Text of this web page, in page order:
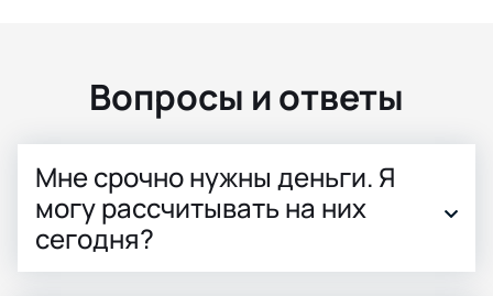
Вопросы и ответы
Мне срочно нужны деньги. Я
могу рассчитывать на них
сегодня?